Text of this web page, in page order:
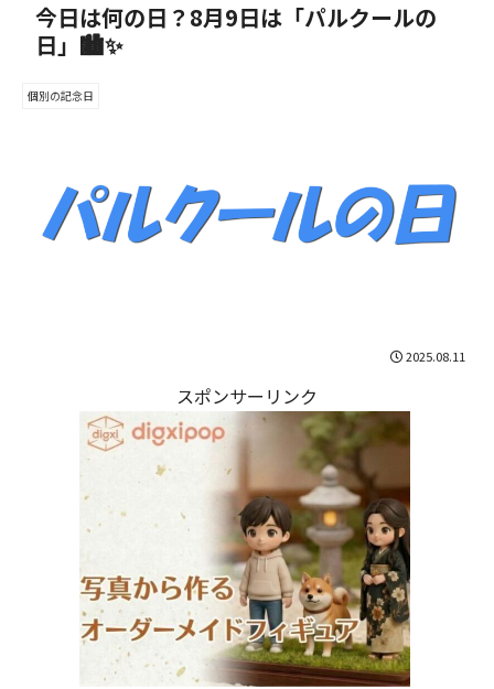
今日は何の日？8月9日は「パルクールの
日」🏙️✨
個別の記念日
2025.08.11
スポンサーリンク